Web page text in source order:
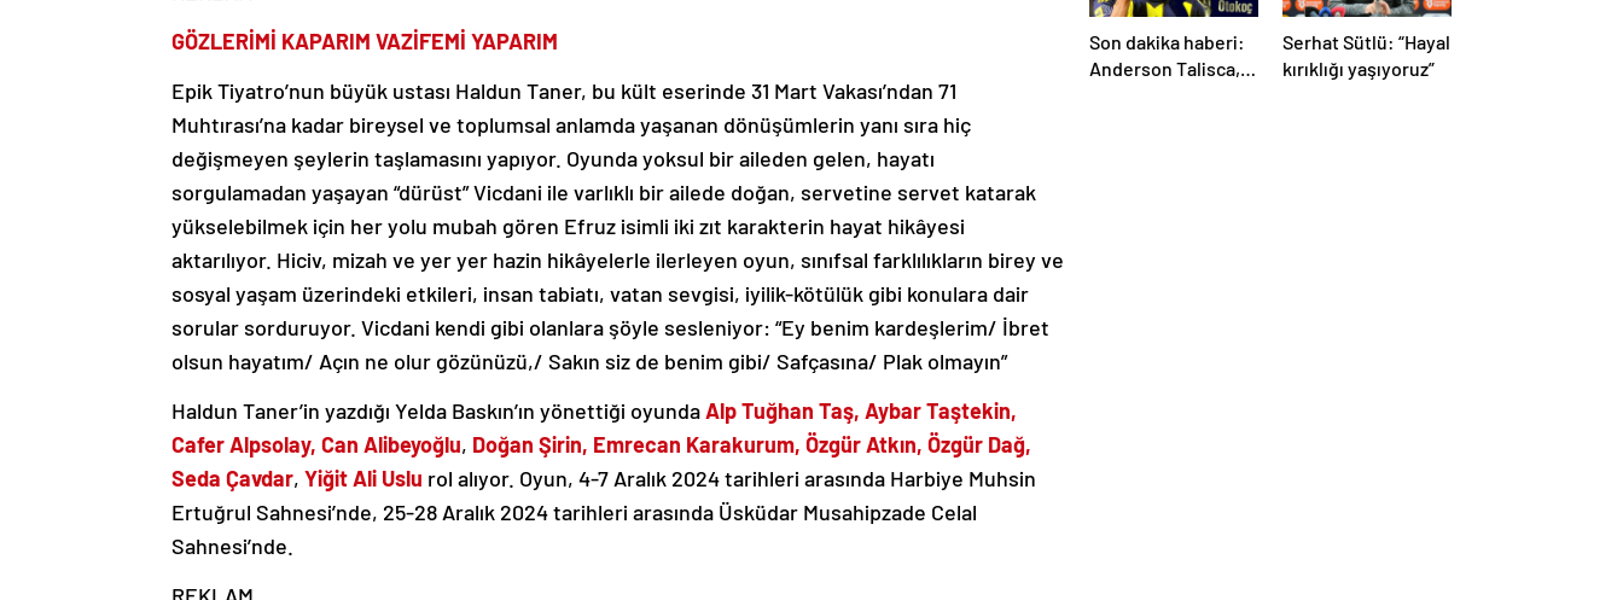
GÖZLERİMİ KAPARIM VAZİFEMİ YAPARIM
Epik Tiyatro’nun büyük ustası Haldun Taner, bu kült eserinde 31 Mart Vakası’ndan 71
Muhtırası’na kadar bireysel ve toplumsal anlamda yaşanan dönüşümlerin yanı sıra hiç
değişmeyen şeylerin taşlamasını yapıyor. Oyunda yoksul bir aileden gelen, hayatı
sorgulamadan yaşayan “dürüst” Vicdani ile varlıklı bir ailede doğan, servetine servet katarak
yükselebilmek için her yolu mubah gören Efruz isimli iki zıt karakterin hayat hikâyesi
aktarılıyor. Hiciv, mizah ve yer yer hazin hikâyelerle ilerleyen oyun, sınıfsal farklılıkların birey ve
sosyal yaşam üzerindeki etkileri, insan tabiatı, vatan sevgisi, iyilik-kötülük gibi konulara dair
sorular sorduruyor. Vicdani kendi gibi olanlara şöyle sesleniyor: “Ey benim kardeşlerim/ İbret
olsun hayatım/ Açın ne olur gözünüzü,/ Sakın siz de benim gibi/ Safçasına/ Plak olmayın”
Haldun Taner’in yazdığı Yelda Baskın’ın yönettiği oyundaAlp Tuğhan Taş, Aybar Taştekin,
Cafer Alpsolay, Can Alibeyoğlu, Doğan Şirin, Emrecan Karakurum, Özgür Atkın, Özgür Dağ,
Seda Çavdar, Yiğit Ali Uslu rol alıyor. Oyun, 4-7 Aralık 2024 tarihleri arasında Harbiye Muhsin
Ertuğrul Sahnesi’nde, 25-28 Aralık 2024 tarihleri arasında Üsküdar Musahipzade Celal
Sahnesi’nde.
Son dakika haberi:
Anderson Talisca,
Serhat Sütlü: “Hayal
kırıklığı yaşıyoruz”